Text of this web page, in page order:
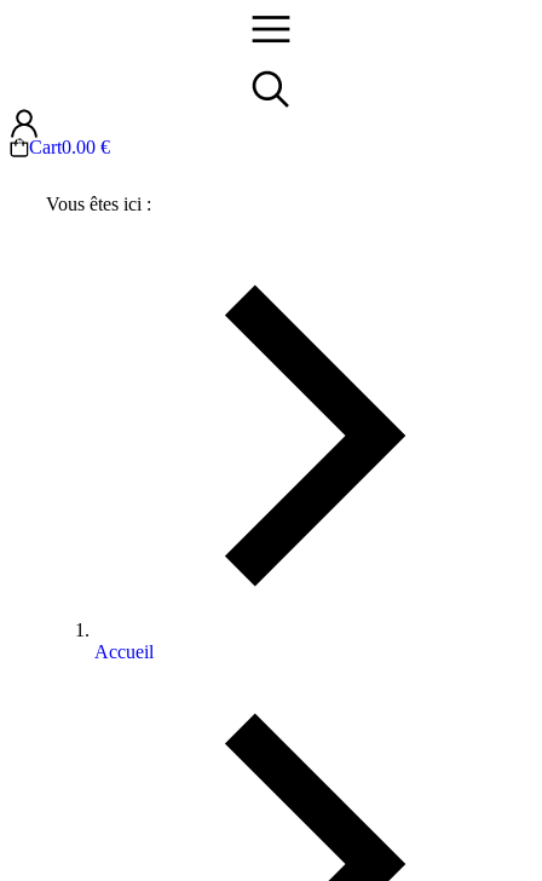
Cart0.00 €
Vous êtes ici :
Accueil